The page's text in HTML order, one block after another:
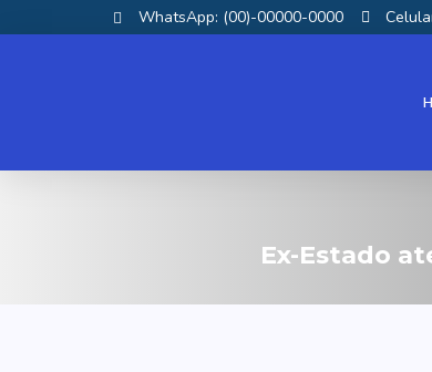
WhatsApp: (00)-00000-0000
Ex-Estado